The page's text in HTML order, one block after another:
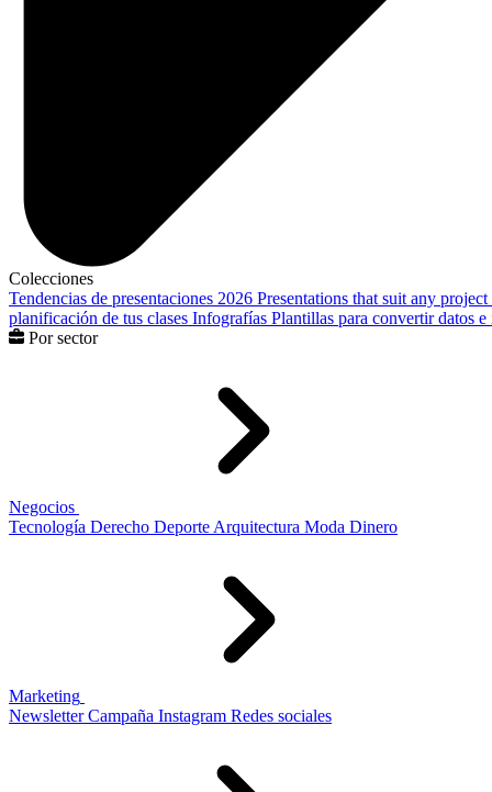
Colecciones
Tendencias de presentaciones 2026 Presentations that suit any project
planificación de tus clases Infografías Plantillas para convertir datos
Por sector
Negocios
Tecnología Derecho Deporte Arquitectura Moda Dinero
Marketing
Newsletter Campaña Instagram Redes sociales